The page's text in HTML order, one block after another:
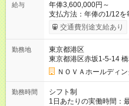
給与
年俸3,600,000円～
支払方法：年俸の1/12
みます。※超過分は全額
円／月 みなし残業時間
ど、成果に応じて年2回
社員が、半期で20～30
も。頑張りが目に見える
ベーションで仕事に取り組めます。 ★毎月
ーディな昇格。
え、毎月、現場の管理
交通費別途支給あり
勤務地
東京都港区
東京都港区赤坂1-5-14
ＮＯＶＡホールディ
勤務時間
シフト制
1日あたりの実働時間：